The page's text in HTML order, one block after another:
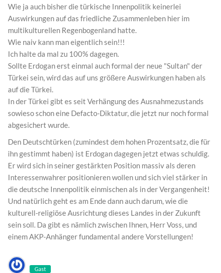
Wie ja auch bisher die türkische Innenpolitik keinerlei
Auswirkungen auf das friedliche Zusammenleben hier im
multikulturellen Regenbogenland hatte.
Wie naiv kann man eigentlich sein!!!
Ich halte da mal zu 100% dagegen.
Sollte Erdogan erst einmal auch formal der neue "Sultan" der
Türkei sein, wird das auf uns größere Auswirkungen haben als
auf die Türkei.
In der Türkei gibt es seit Verhängung des Ausnahmezustands
sowieso schon eine Defacto-Diktatur, die jetzt nur noch formal
abgesichert wurde.
Den Deutschtürken (zumindest dem hohen Prozentsatz, die für
ihn gestimmt haben) ist Erdogan dagegen jetzt etwas schuldig.
Er wird sich in seiner gestärkten Position massiv als deren
Interessenwahrer positionieren wollen und sich viel stärker in
die deutsche Innenpolitik einmischen als in der Vergangenheit!
Und natürlich geht es am Ende dann auch darum, wie die
kulturell-religiöse Ausrichtung dieses Landes in der Zukunft
sein soll. Da gibt es nämlich zwischen Ihnen, Herr Voss, und
einem AKP-Anhänger fundamental andere Vorstellungen!
Gast